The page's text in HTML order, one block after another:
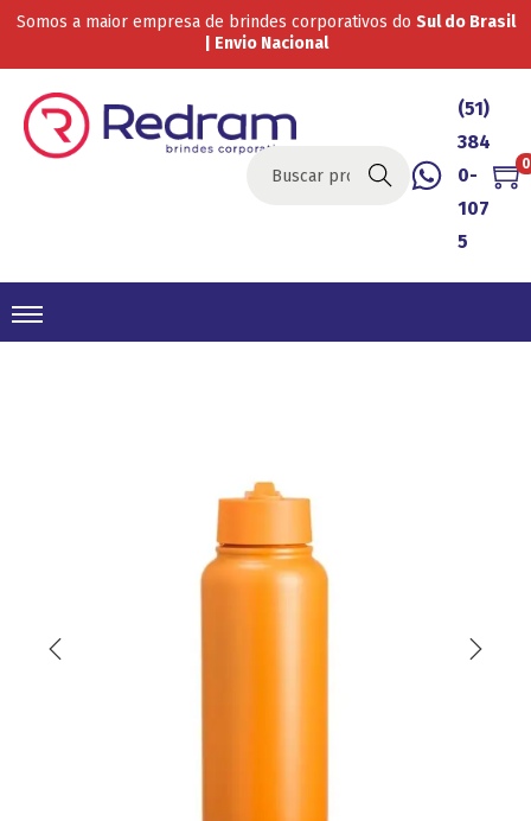
Somos a maior empresa de brindes corporativos do Sul do Brasil
| Envio Nacional
Buscar
(51)
384
0-
107
5
0